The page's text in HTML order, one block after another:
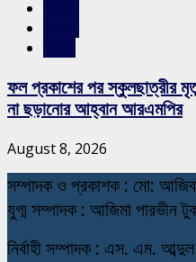
ফল প্রকাশের পর স্কুলছাত্রীর
না ছড়ানোর আহ্বান আরএমপির
August 8, 2026
সম্পাদক ও প্রকাশক : মো:
যুগ্ম সম্পাদক : আজিমা পারভীন
নির্বাহী সম্পাদক : এস. এম.